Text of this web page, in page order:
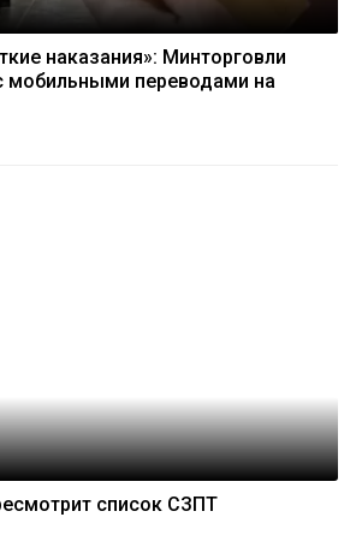
наказания»: Минторговли
мобильными переводами на
список СЗПТ